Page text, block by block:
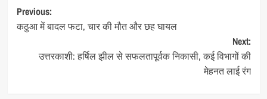
Post
navigation
Previous:
कठुआ में बादल फटा, चार की मौत और छह घायल
Next:
उत्तरकाशी: हर्षिल झील से सफलतापूर्वक निकासी, कई विभागों की
मेहनत लाई रंग